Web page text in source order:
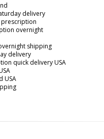
delivery
overnight
shipping
delivery
quick delivery USA
USA